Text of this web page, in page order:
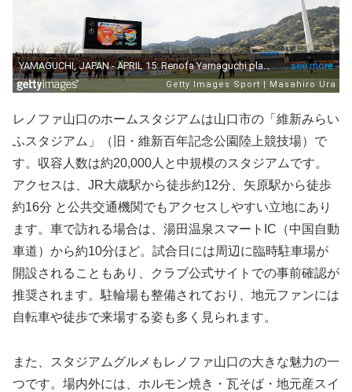
レノファ山口のホームスタジアムは山口市の「維新みらい
ふスタジアム」（旧・維新百年記念公園陸上競技場）で
す。収容人数は約20,000人と中規模のスタジアムです。
アクセスは、JR大歳駅から徒歩約12分、矢原駅から徒歩
約16分 と公共交通機関でもアクセスしやすい立地にあり
ます。車で訪れる場合は、湯田温泉スマートIC（中国自動
車道）から約10分ほど。試合日には周辺に臨時駐車場が
開設されることもあり、クラブ公式サイトでの事前確認が
推奨されます。駐輪場も整備されており、地元ファンには
自転車や徒歩で来場する姿も多く見られます。
また、スタジアムグルメもレノファ山口の大きな魅力の一
つです。場内外には、ホルモン焼き・瓦そば・地元産スイ